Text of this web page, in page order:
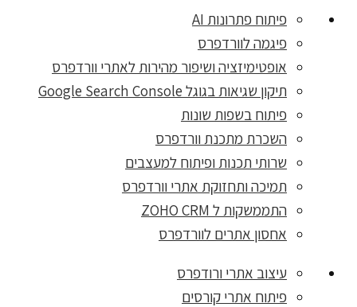
פיתוח פתרונות AI
פיגמה לוורדפרס
אופטימיזציה ושיפור מהירות לאתרי וורדפרס
תיקון שגיאות בגוגל Google Search Console
פיתוח בשפות שונות
השכרת מתכנת וורדפרס
שרותי תכנות ופיתוח למעצבים
תמיכה ותחזוקת אתרי וורדפרס
התממשקות ל ZOHO CRM
אחסון אתרים לוורדפרס
עיצוב אתרי ורודפרס
פיתוח אתרי קורסים